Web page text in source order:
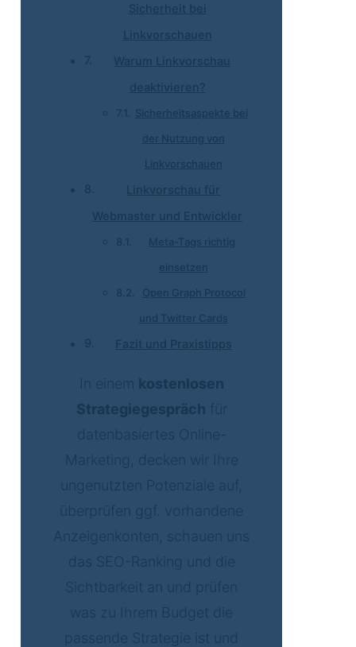
Sicherheit bei
Linkvorschauen
Warum Linkvorschau
deaktivieren?
Sicherheitsaspekte bei
der Nutzung von
Linkvorschauen
Linkvorschau für
Webmaster und Entwickler
Meta-Tags richtig
einsetzen
Open Graph Protocol
und Twitter Cards
Fazit und Praxistipps
In einem kostenlosen
Strategiegespräch für
datenbasiertes Online-
Marketing, decken wir Ihre
ungenutzten Potenziale auf,
überprüfen ggf. vorhandene
Anzeigenkonten, schauen uns
das SEO-Ranking und die
Sichtbarkeit an und prüfen
was zu Ihrem Budget die
passende Strategie ist und